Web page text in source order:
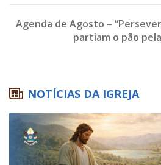
Agenda de Agosto –
partiam o pão
NOTÍCIAS DA IGREJA